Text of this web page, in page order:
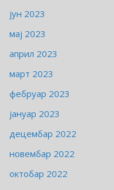
јун 2023
мај 2023
април 2023
март 2023
фебруар 2023
јануар 2023
децембар 2022
новембар 2022
октобар 2022